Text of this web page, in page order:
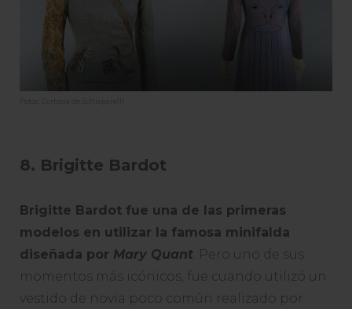
Fotos: Cortesía de Schiaparelli
8. Brigitte Bardot
Brigitte Bardot fue una de las primeras
modelos en utilizar la famosa minifalda
diseñada por Mary Quant . Pero uno de sus
momentos más icónicos, fue cuando utilizó un
vestido de novia poco común realizado por